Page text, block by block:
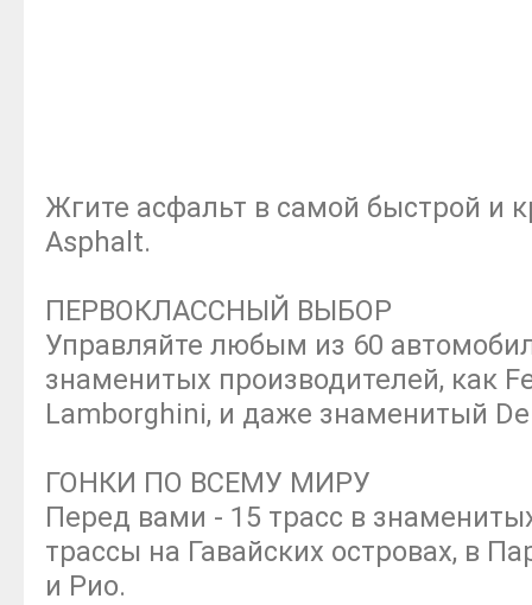
Жгите асфальт в самой быстрой и
Asphalt.
ПЕРВОКЛАССНЫЙ ВЫБОР
Управляйте любым из 60
знаменитых производителей, как
Lamborghini, и даже знаменитый
ГОНКИ ПО ВСЕМУ МИРУ
Перед вами - 15 трасс в
трассы на Гавайских островах, в
и Рио.